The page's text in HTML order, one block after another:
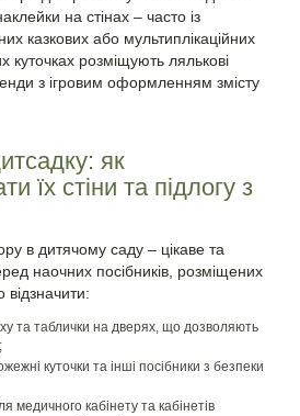
на стінах – часто із
казкових або мультиплікаційних
куточках розміщують лялькові
з ігровим оформленням змісту
як
їх стіни та підлогу з
в дитячому саду – цікаве та
наочних посібників, розміщених
відзначити:
та таблички на дверях, що дозволяють
куточки та інші посібники з безпеки
медичного кабінету та кабінетів